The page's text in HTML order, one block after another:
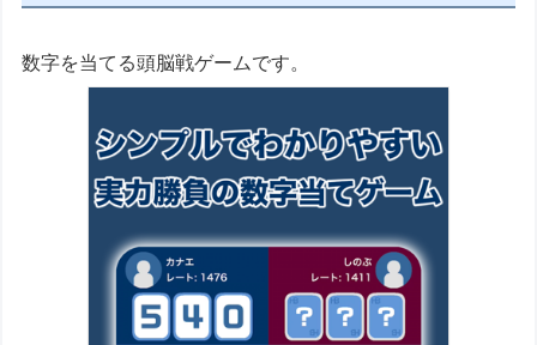
数字を当てる頭脳戦ゲームです。